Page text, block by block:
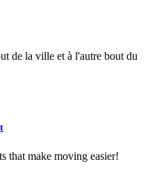
de la ville et à l'autre bout du
that make moving easier!